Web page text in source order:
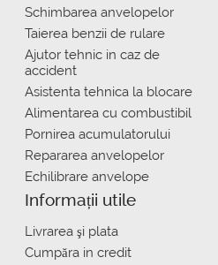
Schimbarea anvelopelor
Taierea benzii de rulare
Ajutor tehnic in caz de
accident
Asistenta tehnica la blocare
Alimentarea cu combustibil
Pornirea acumulatorului
Repararea anvelopelor
Echilibrare anvelope
Informații utile
Livrarea şi plata
Сumpăra in credit